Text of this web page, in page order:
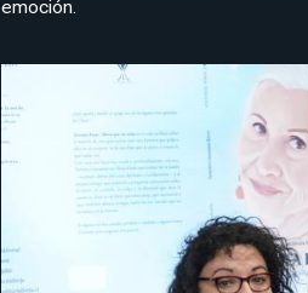
emoción.